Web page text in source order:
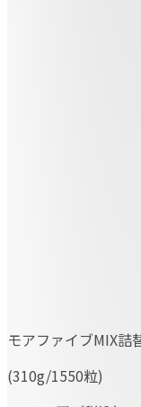
モアファイブMIX詰
(310g/1550粒)